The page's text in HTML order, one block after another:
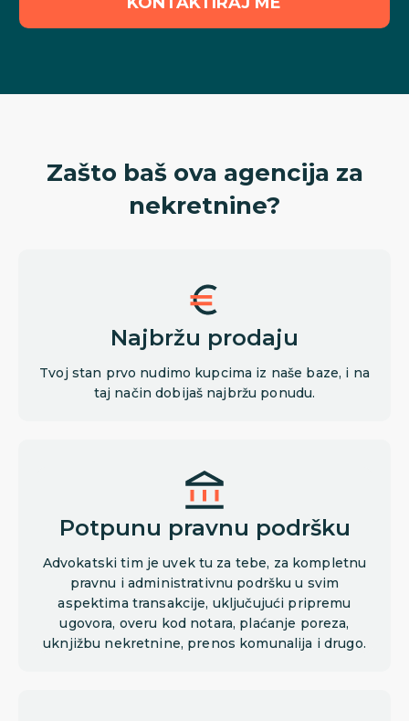
Zašto baš ova agencija za
nekretnine?
Najbržu prodaju
Tvoj stan prvo nudimo kupcima iz naše baze, i na
taj način dobijaš najbržu ponudu.
Potpunu pravnu podršku
Advokatski tim je uvek tu za tebe, za kompletnu
pravnu i administrativnu podršku u svim
aspektima transakcije, uključujući pripremu
ugovora, overu kod notara, plaćanje poreza,
uknjižbu nekretnine, prenos komunalija i drugo.